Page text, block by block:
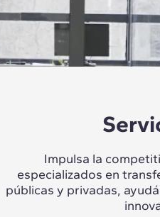
Impulsa la
especializados en
públicas y privadas,